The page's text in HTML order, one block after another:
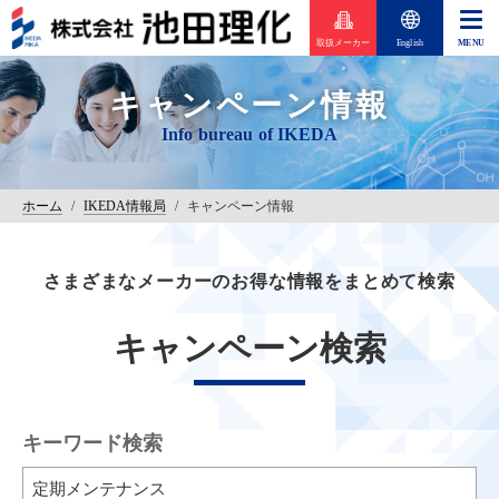
取扱メーカー English
キャンペーン情報
ホーム / IKEDA情報局 / キャンペーン情報
さまざまなメーカーのお得な情報をまとめて検索
キャンペーン検索
キーワード検索